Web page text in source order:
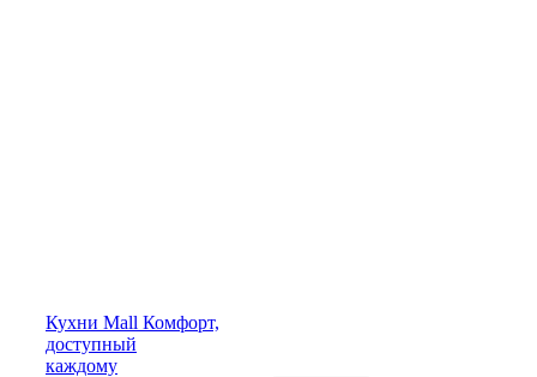
Кухни Mall Комфорт,
доступный
каждому